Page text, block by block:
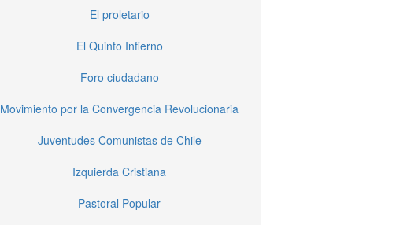
El proletario
El Quinto Infierno
Foro ciudadano
Movimiento por la Convergencia Revolucionaria
Juventudes Comunistas de Chile
Izquierda Cristiana
Pastoral Popular